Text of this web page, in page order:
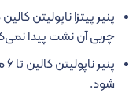
پنیر پیتزا ناپولیتن
چربی آن نشت پیدا
شود.